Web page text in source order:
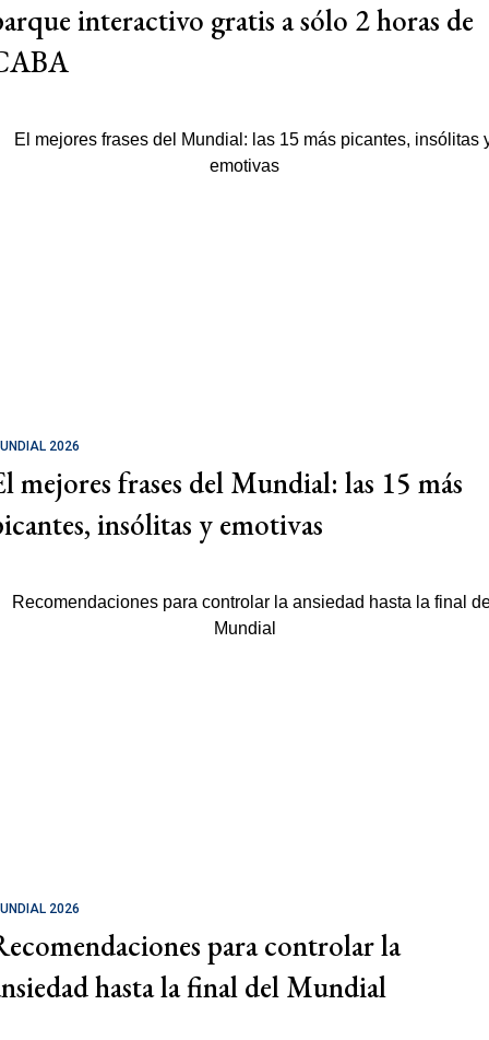
interactivo gratis a sólo 2 horas de
2026
mejores frases del Mundial: las 15 más
insólitas y emotivas
2026
para controlar la
hasta la final del Mundial